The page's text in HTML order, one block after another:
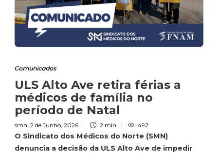
Comunicados
ULS Alto Ave retira férias a
médicos de família no
período de Natal
smn 2 de Junho, 2026 2 min 492
O Sindicato dos Médicos do Norte (SMN)
denuncia a decisão da ULS Alto Ave de impedir